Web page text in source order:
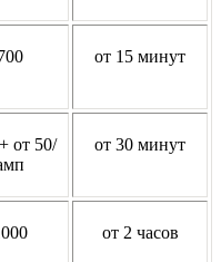
от 15 минут
от 50/
от 30 минут
от 2 часов